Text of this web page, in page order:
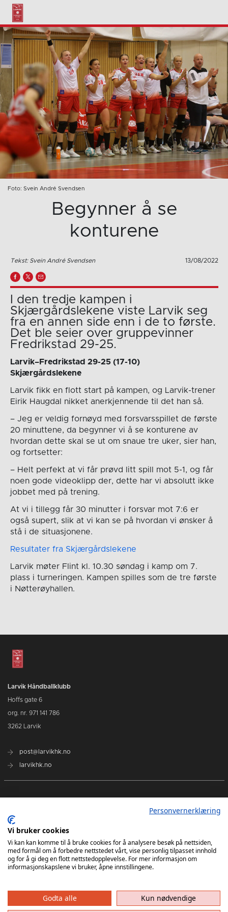
Foto: Svein André Svendsen
Begynner å se
konturene
Tekst: Svein André Svendsen 13/08/2022
I den tredje kampen i
Skjærgårdslekene viste Larvik seg
fra en annen side enn i de to første.
Det ble seier over gruppevinner
Fredrikstad 29-25.
Larvik–Fredrikstad 29-25 (17-10)
Skjærgårdslekene
Larvik fikk en flott start på kampen, og Larvik-trener
Eirik Haugdal nikket anerkjennende til det han så.
– Jeg er veldig fornøyd med forsvarsspillet de første
20 minuttene, da begynner vi å se konturene av
hvordan dette skal se ut om snaue tre uker, sier han,
og fortsetter:
– Helt perfekt at vi får prøvd litt spill mot 5-1, og får
noen gode videoklipp der, dette har vi absolutt ikke
jobbet med på trening.
At vi i tillegg får 30 minutter i forsvar mot 7:6 er
også supert, slik at vi kan se på hvordan vi ønsker å
stå i de situasjonene.
Resultater fra Skjærgårdslekene
Larvik møter Flint kl. 10.30 søndag i kamp om 7.
plass i turneringen. Kampen spilles som de tre første
i Nøtterøyhallen.
Larvik Håndballklubb
Hoffs gate 6
org. nr. 971 141 786
3262 Larvik
post@larvikhk.no
larvikhk.no
Personvernerklæring
Vi bruker cookies
Vi kan kan komme til å bruke cookies for å analysere besøk på nettsiden,
med formål om å forbedre nettstedet vårt, vise personlig tilpasset innhold
og for å gi deg en flott nettstedopplevelse. For mer informasjon om
informasjonskapslene vi bruker, åpne innstillingene.
Godta alle Kun nødvendige